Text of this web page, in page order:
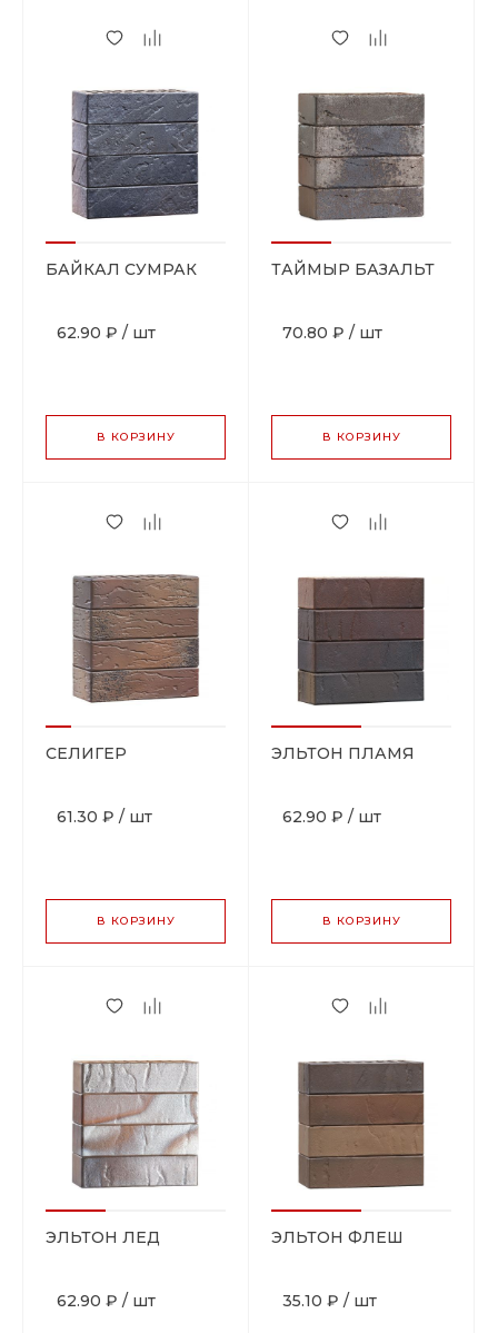
БАЙКАЛ СУМРАК
62.90 ₽ / шт
В КОРЗИНУ
ТАЙМЫР БАЗАЛЬТ
70.80 ₽ / шт
В КОРЗИНУ
СЕЛИГЕР
61.30 ₽ / шт
В КОРЗИНУ
ЭЛЬТОН ПЛАМЯ
62.90 ₽ / шт
В КОРЗИНУ
ЭЛЬТОН ЛЕД
62.90 ₽ / шт
ЭЛЬТОН ФЛЕШ
35.10 ₽ / шт